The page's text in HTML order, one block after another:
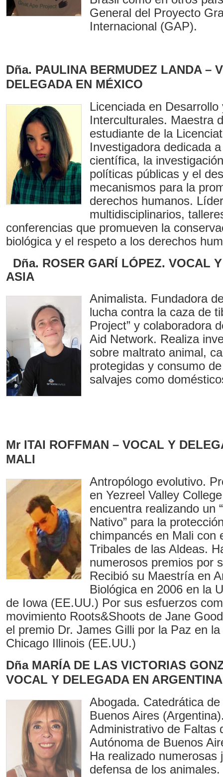
General del Proyecto
Internacional (GAP).
Dña. PAULINA BERMUDEZ LANDA –
DELEGADA EN MÉXICO
Licenciada en
Interculturales. Maestra
estudiante de la
Investigadora dedicada
científica, la
políticas públicas y el
mecanismos para la
derechos humanos.
multidisciplinarios,
conferencias que promueven la
biológica y el respeto a los derechos
Dña. ROSER GARÍ LÓPEZ. VOCAL
ASIA
Animalista. Fundadora
lucha contra la caza de
Project” y colaboradora
Aid Network. Realiza
sobre maltrato animal,
protegidas y consumo
salvajes como
Mr ITAI ROFFMAN – VOCAL Y
MALI
Antropólogo evolutivo.
en Yezreel Valley
encuentra realizando un
Nativo” para la
chimpancés en Mali con
Tribales de las Aldeas.
numerosos premios por
Recibió su Maestría en
Biológica en 2006 en la
de Iowa (EE.UU.) Por sus esfuerzos
movimiento Roots&Shoots de Jane
el premio Dr. James Gilli por la Paz en
Chicago Illinois (EE.UU.)
Dña MARÍA DE LAS VICTORIAS
VOCAL Y DELEGADA EN ARGENTINA
Abogada. Catedrática
Buenos Aires
Administrativo de Faltas
Autónoma de Buenos
Ha realizado numerosas
defensa de los animales.